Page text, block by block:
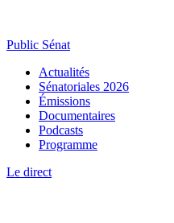
Public Sénat
Actualités
Sénatoriales 2026
Émissions
Documentaires
Podcasts
Programme
Le direct